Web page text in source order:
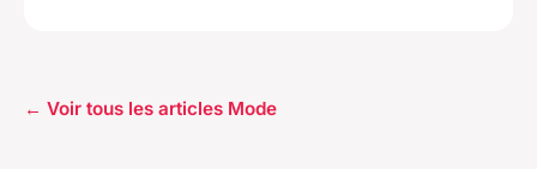
← Voir tous les articles Mode